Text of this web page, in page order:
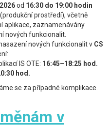
od 16:30 do 19:00 hodin
(produkční prostředí), včetně
aplikace, zaznamenávány
nových funkcionalit.
nových funkcionalit v CS
IS OTE: 16:45–18:25 hod.
hod.
se za případné komplikace.
v